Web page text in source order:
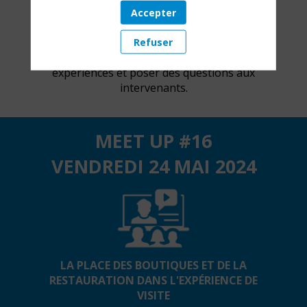
– découvrir les initiatives de développement
innovantes d’un lieu culturel ou
touristique,
– échanger avec vos pairs sur vos propres
expériences et poser des questions aux
intervenants.
MEET UP #16
VENDREDI 24 MAI 2024
LA PLACE DES BOUTIQUES ET DE LA
RESTAURATION DANS L'EXPÉRIENCE DE
VISITE
Accepter
Refuser